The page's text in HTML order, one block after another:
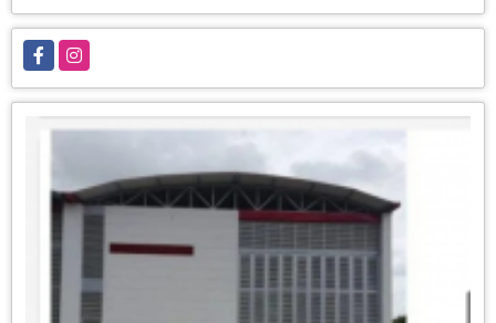
FacebookInstagram